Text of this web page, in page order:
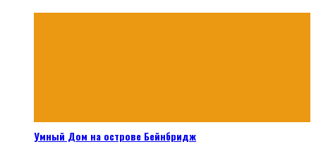
Умный Дом на острове Бейнбридж